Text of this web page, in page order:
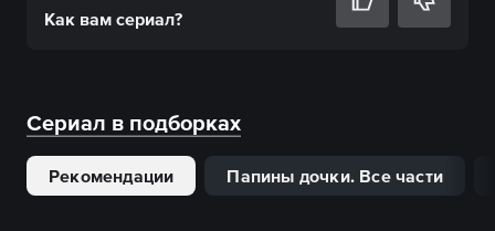
Как вам сериал?
Сериал в подборках
Рекомендации Папины дочки. Все части